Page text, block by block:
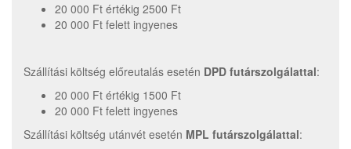
20 000 Ft értékig 2500 Ft
20 000 Ft felett ingyenes
Szállítási költség előreutalás esetén DPD futárszolgálattal:
20 000 Ft értékig 1500 Ft
20 000 Ft felett ingyenes
Szállítási költség utánvét esetén MPL futárszolgálattal: